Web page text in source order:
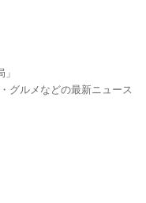
グルメなどの最新ニュース